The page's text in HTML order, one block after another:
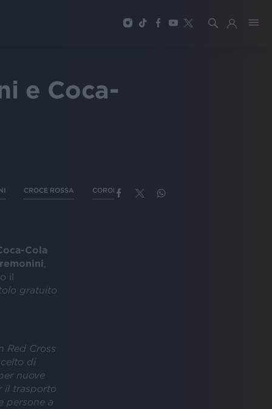
e Coca-
CROCE ROSSA CORONAVIRUS
Cola
il
gratuito
Red Cross
di
nuove
il trasporto
persone a